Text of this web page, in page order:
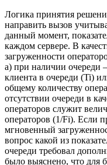
Логика принятия
направить вызов
данный момент,
каждом сервере. В
загруженности
а) при наличии очереди
клиента в очереди (Ti)
общему количеству
отсутствии очереди в
операторов служит
операторов (1/Fi). Если
мгновенный
вопрос какой из
очереди требовал
было выяснено, что для